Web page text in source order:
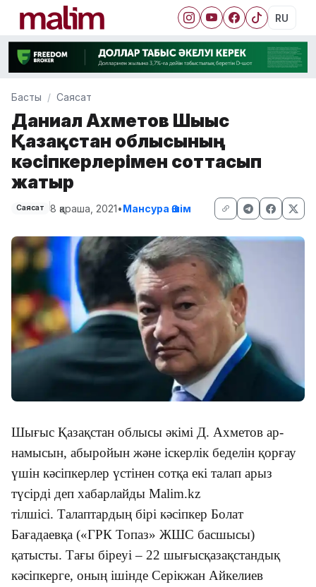
RU
Басты Саясат
Даниал Ахметов Шығыс
Қазақстан облысының
кәсіпкерлерімен соттасып
жатыр
Саясат 8 қараша, 2021•Мансура Әшім
Шығыс Қазақстан облысы әкімі Д. Ахметов ар-
намысын, абыройын және іскерлік беделін қорғау
үшін кәсіпкерлер үстінен сотқа екі талап арыз
түсірді деп хабарлайды Malim.kz
тілшісі. Талаптардың бірі кәсіпкер Болат
Бағадаевқа («ГРК Топаз» ЖШС басшысы)
қатысты. Тағы біреуі – 22 шығысқазақстандық
кәсіпкерге, оның ішінде Серікжан Айкелиев